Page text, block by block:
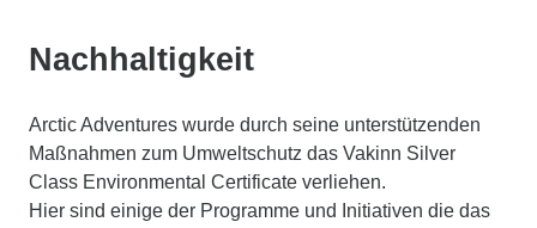
Nachhaltigkeit
Arctic Adventures wurde durch seine unterstützenden
Maßnahmen zum Umweltschutz das Vakinn Silver
Class Environmental Certificate verliehen.
Hier sind einige der Programme und Initiativen die das